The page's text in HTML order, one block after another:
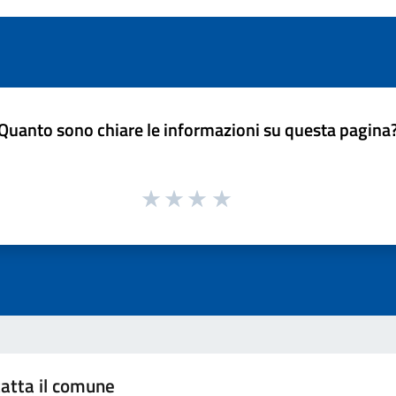
sono chiare le informazioni su questa
il comune